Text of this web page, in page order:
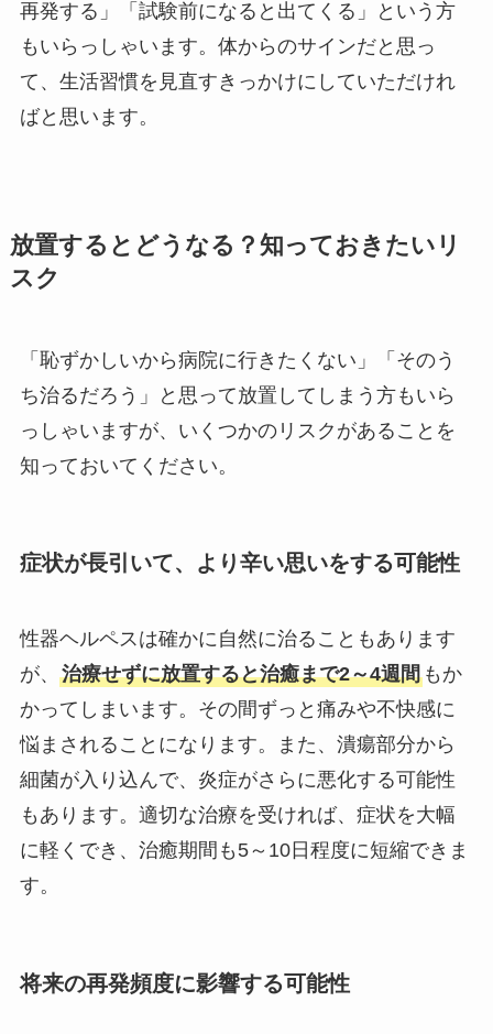
再発する」「試験前になると出てくる」という方
もいらっしゃいます。体からのサインだと思っ
て、生活習慣を見直すきっかけにしていただけれ
ばと思います。
放置するとどうなる？知っておきたいリ
スク
「恥ずかしいから病院に行きたくない」「そのう
ち治るだろう」と思って放置してしまう方もいら
っしゃいますが、いくつかのリスクがあることを
知っておいてください。
症状が長引いて、より辛い思いをする可能性
性器ヘルペスは確かに自然に治ることもあります
が、 治療せずに放置すると治癒まで2～4週間もか
かってしまいます。その間ずっと痛みや不快感に
悩まされることになります。また、潰瘍部分から
細菌が入り込んで、炎症がさらに悪化する可能性
もあります。適切な治療を受ければ、症状を大幅
に軽くでき、治癒期間も5～10日程度に短縮できま
す。
将来の再発頻度に影響する可能性